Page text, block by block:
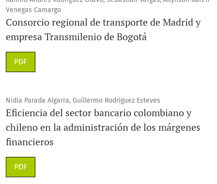
Venegas Camargo
Consorcio regional de transporte de Madrid y
empresa Transmilenio de Bogotá
PDF
Nidia Parada Algarra, Guillermo Rodríguez Esteves
Eficiencia del sector bancario colombiano y
chileno en la administración de los márgenes
financieros
PDF